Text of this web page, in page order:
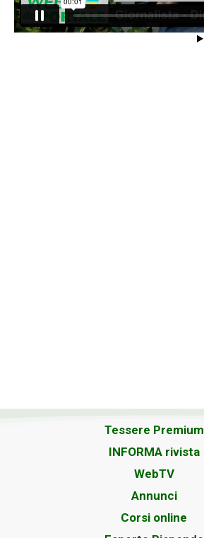
Tessere Premium
INFORMA rivista
WebTV
Annunci
Corsi online